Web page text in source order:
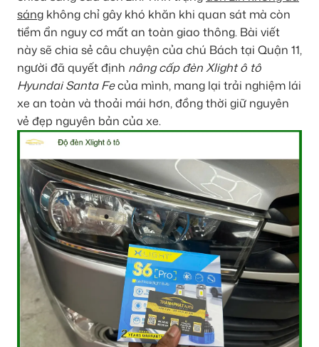
sáng không chỉ gây khó khăn khi quan sát mà còn
tiềm ẩn nguy cơ mất an toàn giao thông. Bài viết
này sẽ chia sẻ câu chuyện của chú Bách tại Quận 11,
người đã quyết định nâng cấp đèn Xlight ô tô
Hyundai Santa Fecủa mình, mang lại trải nghiệm lái
xe an toàn và thoải mái hơn, đồng thời giữ nguyên
vẻ đẹp nguyên bản của xe.